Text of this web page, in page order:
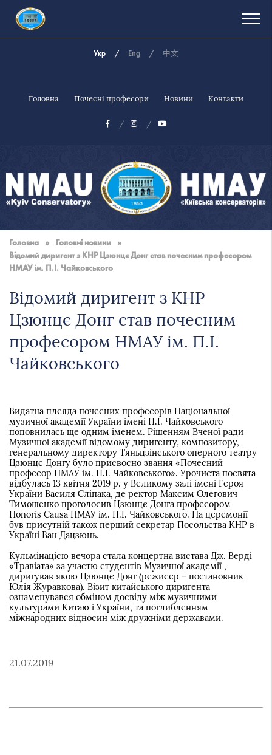
Укр Eng 中文
Головна Почесні професори Новини Контакти
музична
академія
України
Головна » Головні новини
»
Відомий диригент з КНР Цзюнцє Донг став почесним професором
НМАУ ім. П.І. Чайковського
Відомий диригент з КНР
Цзюнцє Донг став почесним
професором НМАУ ім. П.І.
Чайковського
Видатна плеяда почесних професорів Національної
музичної академії України імені П.І. Чайковського
поповнилась ще одним іменем. Рішенням Вченої ради
Музичної академії відомому диригенту, композитору,
генеральному директору Тяньцзінського оперного театру
Цзюнцє Донгу було присвоєно звання «Почесний
професор НМАУ ім. П.І. Чайковського». Урочиста посвята
відбулась 13 квітня 2019 р. у Великому залі імені Героя
України Василя Сліпака, де ректор Максим Олегович
Тимошенко проголосив Цзюнцє Донга професором
Honoris Causa НМАУ ім. П.І. Чайковського. На церемонії
був присутній також перший секретар Посольства КНР в
Україні Ван Дацзюнь.
Кульмінацією вечора стала концертна вистава Дж. Верді
«Травіата» за участю студентів Музичної академії ,
диригував якою Цзюнцє Донг (режисер – постановник
Юлія Журавкова). Візит китайського диригента
ознаменувався обміном досвіду між музичними
культурами Китаю і України, та поглибленням
міжнародних відносин між дружніми державами.
21.07.2019